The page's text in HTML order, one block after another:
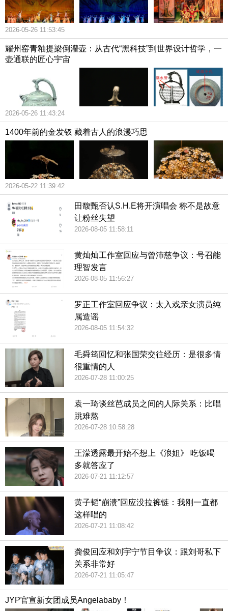
2026-05-26 11:53:45
耀州窑青釉提梁倒灌壶：从古代“黑科技”到世界设计哲学，一
壶通联的匠心宇宙
2026-05-26 11:43:24
1400年前的金发钗 藏着古人的浪漫巧思
2026-05-22 11:39:42
田馥甄否认S.H.E将开演唱会 称不是故意
让粉丝失望
2026-08-05 11:58:11
黄灿灿工作室回应与曾沛慈争议：号召能
理智发言
2026-08-05 11:56:27
罗正工作室回应争议：太入戏亲女演员纯
属造谣
2026-08-05 11:54:32
毛舜筠回忆和张国荣交往经历：是很多情
很重情的人
2026-07-28 11:00:25
袁一琦谈丝芭成员之间的人际关系：比唱
跳难熬
2026-07-28 10:58:28
王濛透露最开始不想上《浪姐》 吃饭喝
多就答应了
2026-07-21 11:12:57
黄子韬“崩溃”回应没拉裤链：我刚一直都
这样唱的
2026-07-21 11:08:42
龚俊回应和刘宇宁节目争议：跟刘哥私下
关系非常好
2026-07-21 11:05:47
JYP官宣新女团成员Angelababy！